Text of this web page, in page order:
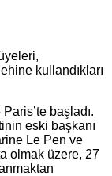
kullandıkları
başladı.
eski başkanı
Le Pen ve
olmak üzere, 27